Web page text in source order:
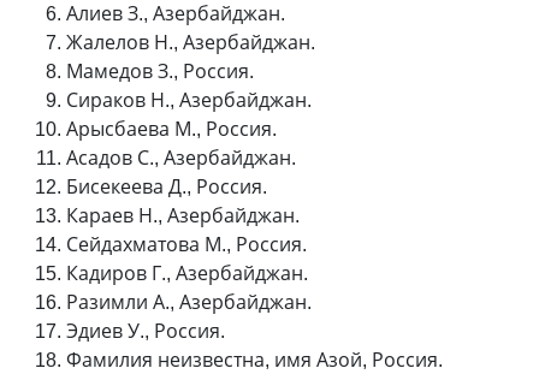
Алиев З., Азербайджан.
Жалелов Н., Азербайджан.
Мамедов З., Россия.
Сираков Н., Азербайджан.
Арысбаева М., Россия.
Асадов С., Азербайджан.
Бисекеева Д., Россия.
Караев Н., Азербайджан.
Сейдахматова М., Россия.
Кадиров Г., Азербайджан.
Разимли А., Азербайджан.
Эдиев У., Россия.
Фамилия неизвестна, имя Азой, Россия.